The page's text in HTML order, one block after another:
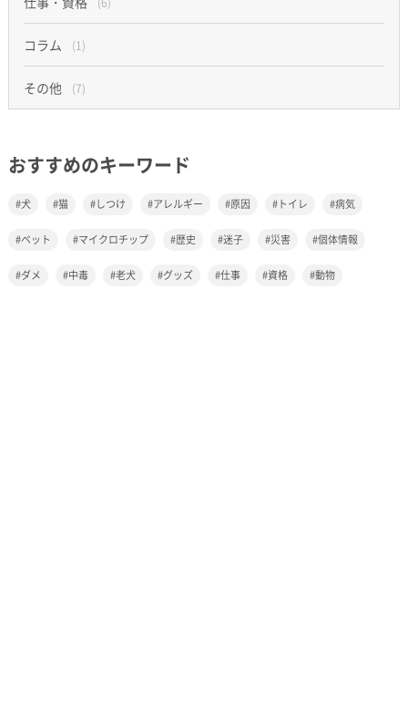
コラム (1)
その他 (7)
おすすめのキーワード
犬 猫 しつけ アレルギー 原因 トイレ 病気
ペット マイクロチップ 歴史 迷子 災害 個体情報
ダメ 中毒 老犬 グッズ 仕事 資格 動物